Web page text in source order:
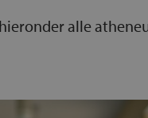
alle